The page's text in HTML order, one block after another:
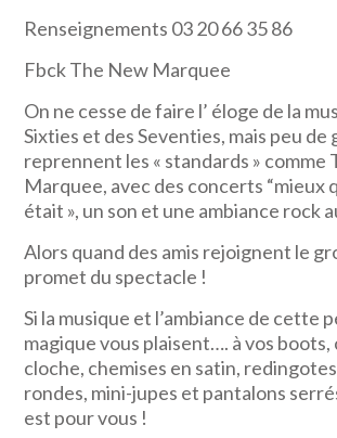
Renseignements 03 20 66 35 86
Fbck The New Marquee
On ne cesse de faire l’ éloge de la
Sixties et des Seventies, mais peu de
reprennent les « standards » comme
Marquee, avec des concerts “mieux
était », un son et une ambiance rock
Alors quand des amis rejoignent le
promet du spectacle !
Si la musique et l’ambiance de cette
magique vous plaisent…. à vos boots,
cloche, chemises en satin,
rondes, mini-jupes et pantalons
est pour vous !